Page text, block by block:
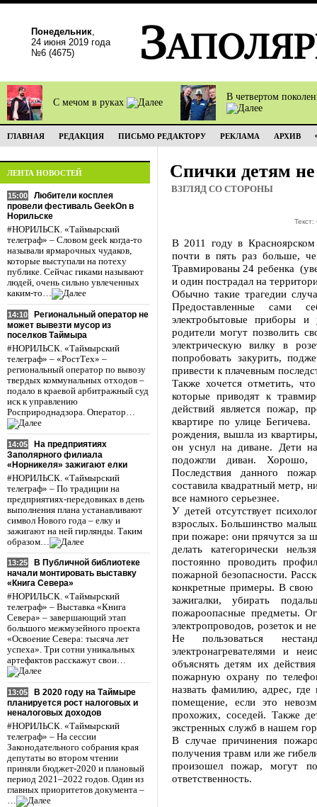
Понедельник,
24 июня 2019 года
№6 (4675)
С мечом в руках
В четвертом
ГЛАВНАЯ РЕДАКЦИЯ ПИСЬМО РЕДАКТОРУ РЕКЛАМА АРХИВ
ЛЕНТА НОВОСТЕЙ
15:00
Любители косплея
провели фестиваль GeekOn в
Норильске
#НОРИЛЬСК. «Таймырский
телеграф» – Словом geek когда-то
называли ярмарочных чудаков,
которые выступали на потеху
публике. Сейчас гиками называют
людей, очень сильно увлеченных
каким-то…
14:10
Региональный оператор не
может вывезти мусор из
поселков Таймыра
#НОРИЛЬСК. «Таймырский
телеграф» – «РостТех» –
региональный оператор по вывозу
твердых коммунальных отходов –
подало в краевой арбитражный суд
иск к управлению
Росприроднадзора. Оператор…
14:05
На предприятиях
Заполярного филиала
«Норникеля» зажигают елки
#НОРИЛЬСК. «Таймырский
телеграф» – По традиции на
предприятиях-передовиках в день
выполнения плана устанавливают
символ Нового года – елку и
зажигают на ней гирлянды. Таким
образом…
13:25
В Публичной библиотеке
начали монтировать выставку
«Книга Севера»
#НОРИЛЬСК. «Таймырский
телеграф» – Выставка «Книга
Севера» – завершающий этап
большого межмузейного проекта
«Освоение Севера: тысяча лет
успеха». Три сотни уникальных
артефактов расскажут свои…
13:05
В 2020 году на Таймыре
планируется рост налоговых и
неналоговых доходов
#НОРИЛЬСК. «Таймырский
телеграф» – На сессии
Законодательного собрания края
депутаты во втором чтении
приняли бюджет-2020 и плановый
период 2021–2022 годов. Один из
главных приоритетов документа –
…
Спички детям
ВЗГЛЯД СО СТОРОНЫ
В 2011 году в
почти в пять раз больше,
Травмированы 24 ребенка
и один пострадал на
Обычно такие трагедии
Предоставленные сами
электробытовые приборы
родители могут позволить
электрическую вилку в
попробовать закурить,
привести к плачевным
Также хочется отметить,
которые приводят к
действий является пожар,
квартире по улице
рождения, вышла из
он уснул на диване. Дети
подожгли диван.
Последствия данного
составила квадратный метр,
все намного серьезнее.
У детей отсутствует
взрослых. Большинство
при пожаре: они прячутся за
делать категорически
постоянно проводить
пожарной безопасности.
конкретные примеры. В свою
зажигалки, убирать
пожароопасные предметы.
электропроводов, розеток и
Не пользоваться
электронагревателями и
объяснять детям их
пожарную охрану по
назвать фамилию, адрес,
помещение, если это
прохожих, соседей. Также
экстренных служб в нашем
В случае причинения
получения травм или же
произошел пожар, могут
ответственность.